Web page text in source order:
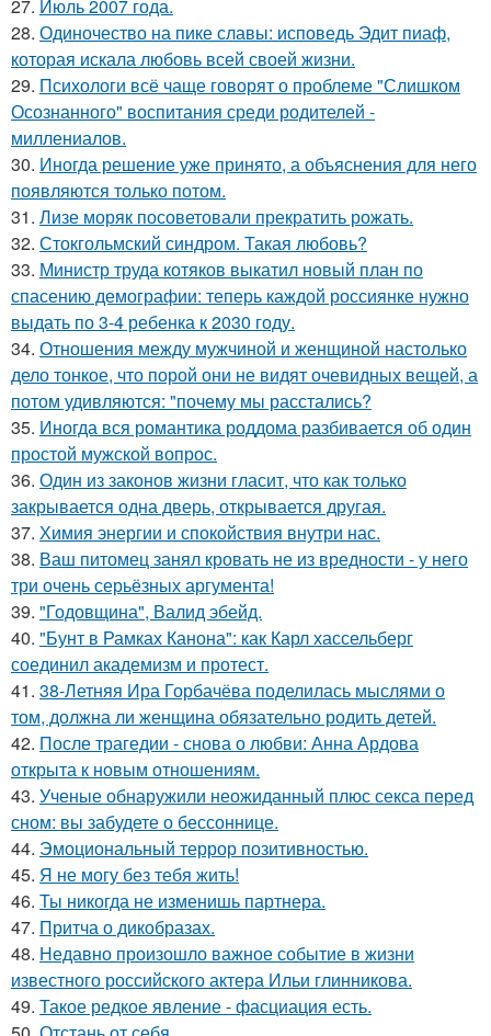
27. Июль 2007 года.
28. Одиночество на пике славы: исповедь Эдит пиаф,
которая искала любовь всей своей жизни.
29. Психологи всё чаще говорят о проблеме "Слишком
Осознанного" воспитания среди родителей -
миллениалов.
30. Иногда решение уже принято, а объяснения для него
появляются только потом.
31. Лизе моряк посоветовали прекратить рожать.
32. Стокгольмский синдром. Такая любовь?
33. Министр труда котяков выкатил новый план по
спасению демографии: теперь каждой россиянке нужно
выдать по 3-4 ребенка к 2030 году.
34. Отношения между мужчиной и женщиной настолько
дело тонкое, что порой они не видят очевидных вещей, а
потом удивляются: "почему мы расстались?
35. Иногда вся романтика роддома разбивается об один
простой мужской вопрос.
36. Один из законов жизни гласит, что как только
закрывается одна дверь, открывается другая.
37. Химия энергии и спокойствия внутри нас.
38. Ваш питомец занял кровать не из вредности - у него
три очень серьёзных аргумента!
39. "Годовщина", Валид эбейд.
40. "Бунт в Рамках Канона": как Карл хассельберг
соединил академизм и протест.
41. 38-Летняя Ира Горбачёва поделилась мыслями о
том, должна ли женщина обязательно родить детей.
42. После трагедии - снова о любви: Анна Ардова
открыта к новым отношениям.
43. Ученые обнаружили неожиданный плюс секса перед
сном: вы забудете о бессоннице.
44. Эмоциональный террор позитивностью.
45. Я не могу без тебя жить!
46. Ты никогда не изменишь партнера.
47. Притча о дикобразах.
48. Недавно произошло важное событие в жизни
известного российского актера Ильи глинникова.
49. Такое редкое явление - фасциация есть.